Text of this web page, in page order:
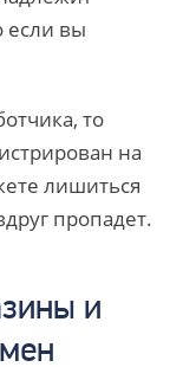
если вы
то
на
лишиться
пропадет.
и